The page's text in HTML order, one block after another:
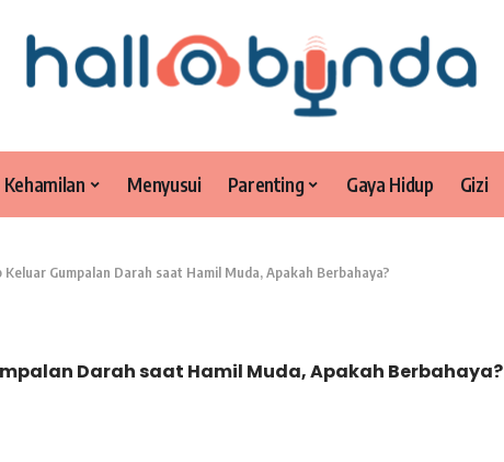
Kehamilan Menyusui Parenting Gaya Hidup Gizi
Keluar Gumpalan Darah saat Hamil Muda, Apakah Berbahaya?
Darah saat Hamil Muda, Apakah Berbahaya?